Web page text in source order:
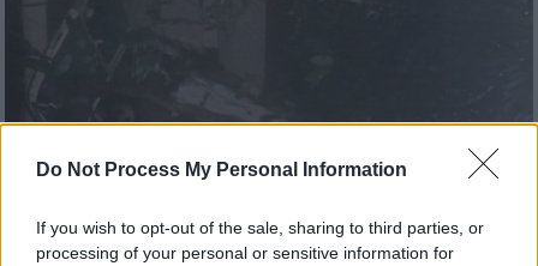
Do Not Process My Personal Information
If you wish to opt-out of the sale, sharing to third parties, or
processing of your personal or sensitive information for